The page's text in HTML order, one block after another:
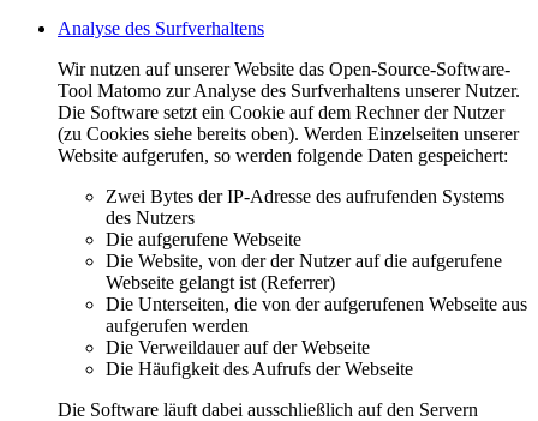
Analyse des Surfverhaltens
Wir nutzen auf unserer Website das Open-Source-Software-
Tool Matomo zur Analyse des Surfverhaltens unserer Nutzer.
Die Software setzt ein Cookie auf dem Rechner der Nutzer
(zu Cookies siehe bereits oben). Werden Einzelseiten unserer
Website aufgerufen, so werden folgende Daten gespeichert:
Zwei Bytes der IP-Adresse des aufrufenden Systems
des Nutzers
Die aufgerufene Webseite
Die Website, von der der Nutzer auf die aufgerufene
Webseite gelangt ist (Referrer)
Die Unterseiten, die von der aufgerufenen Webseite aus
aufgerufen werden
Die Verweildauer auf der Webseite
Die Häufigkeit des Aufrufs der Webseite
Die Software läuft dabei ausschließlich auf den Servern